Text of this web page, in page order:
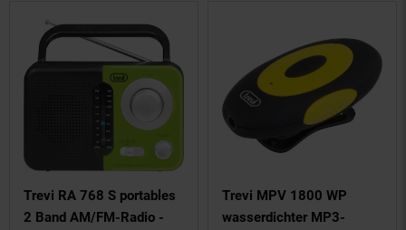
Trevi RA 768 S portables
2 Band AM/FM-Radio -
Trevi MPV 1800 WP
wasserdichter MP3-